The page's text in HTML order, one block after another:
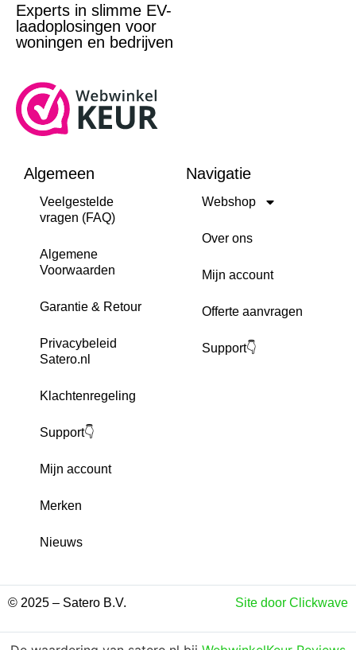
Experts in slimme EV-
laadoplosingen voor
woningen en bedrijven
Algemeen
Veelgestelde
vragen (FAQ)
Algemene
Voorwaarden
Garantie & Retour
Privacybeleid
Satero.nl
Klachtenregeling
Support👇
Mijn account
Merken
Nieuws
Navigatie
Webshop
Over ons
Mijn account
Offerte aanvragen
Support👇
© 2025 – Satero B.V. Site door Clickwave